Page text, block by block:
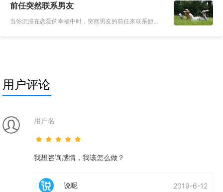
例外。如果分手之后
前任突然联系男友
当你沉浸在恋爱的幸福中时，突然男友的前任来联系他
用户评论
用户名
我想咨询感情，我该怎么做？
说呢 2019-6-12